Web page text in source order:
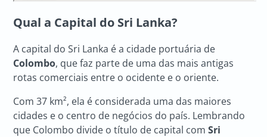
Qual a Capital do Sri Lanka?
A capital do Sri Lanka é a cidade portuária de
Colombo, que faz parte de uma das mais antigas
rotas comerciais entre o ocidente e o oriente.
Com 37 km², ela é considerada uma das maiores
cidades e o centro de negócios do país. Lembrando
que Colombo divide o título de capital comSri